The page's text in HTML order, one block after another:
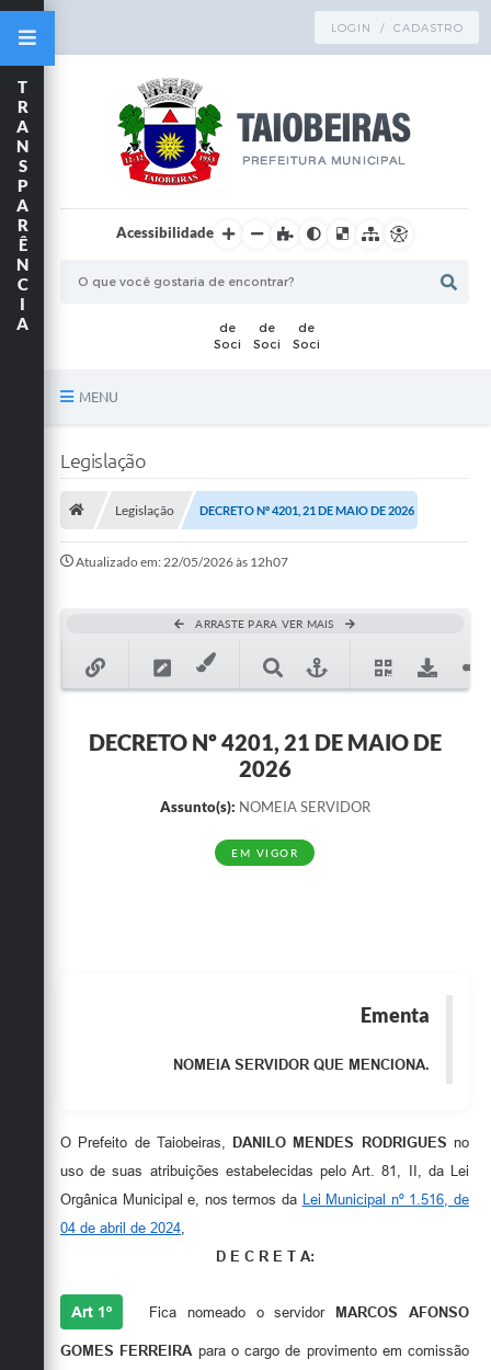
LOGIN / CADASTRO
Acessibilidade
MENU
Mapa do Site
Galeria de Fotos
Galeria de Vídeos
Serviços Online
Links
Telefones Úteis
T
R
A
N
S
P
A
R
Ê
N
C
I
A
Legislação
Legislação DECRETO Nº 4201, 21 DE MAIO DE 2026
Atualizado em: 22/05/2026 às 12h07
ARRASTE PARA VER MAIS
DECRETO Nº 4201, 21 DE MAIO DE
2026
Assunto(s): NOMEIA SERVIDOR
EM VIGOR
Ementa
NOMEIA SERVIDOR QUE MENCIONA.
O Prefeito de Taiobeiras, DANILO MENDES RODRIGUES no
uso de suas atribuições estabelecidas pelo Art. 81, II, da Lei
Orgânica Municipal e, nos termos da Lei Municipal nº 1.516, de
04 de abril de 2024,
D E C R E T A:
Art 1º Fica nomeado o servidor MARCOS AFONSO
GOMES FERREIRA para o cargo de provimento em comissão